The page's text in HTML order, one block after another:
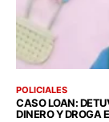
POLICIALES
CASO LOAN:
DINERO Y DROGA